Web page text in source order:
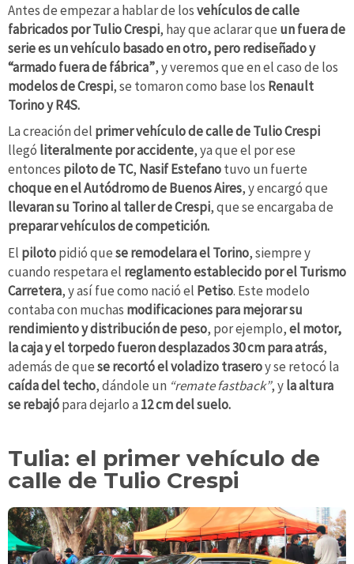
Antes de empezar a hablar de losvehículos de calle
fabricados por Tulio Crespi, hay que aclarar que un fuera de
serie es un vehículo basado en otro, pero rediseñado y
“armado fuera de fábrica”, y veremos que en el caso de los
modelos de Crespi, se tomaron como base los Renault
Torino y R4S.
La creación del primervehículo de calle de Tulio Crespi
llegó literalmente por accidente, ya que el por ese
entonces piloto de TC, Nasif Estefanotuvo un fuerte
choque en el Autódromo de Buenos Aires, y encargó que
llevaran su Torino al taller de Crespi, que se encargaba de
preparar vehículos de competición.
El pilotopidió quese remodelara el Torino, siempre y
cuando respetara el reglamento establecido por el Turismo
Carretera, y así fue como nació el Petiso. Este modelo
contaba con muchas modificaciones para mejorar su
rendimiento y distribución de peso, por ejemplo,el motor,
la caja y el torpedo fueron desplazados 30 cm para atrás,
además de quese recortó el voladizo traseroy se retocó la
caída del techo, dándole un “remate fastback”, yla altura
se rebajópara dejarlo a 12 cm del suelo.
Tulia: el primer vehículo de
calle de Tulio Crespi